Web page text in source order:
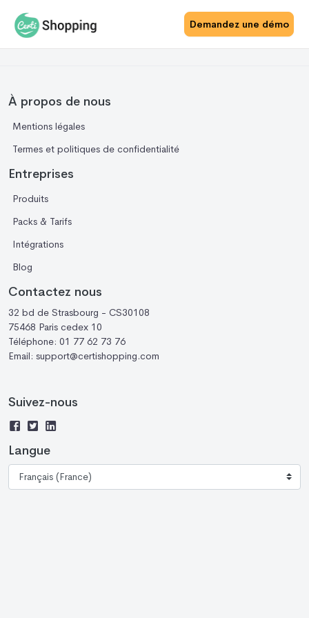
Demandez une démo
À propos de nous
Mentions légales
Termes et politiques de confidentialité
Entreprises
Produits
Packs & Tarifs
Intégrations
Blog
Contactez nous
32 bd de Strasbourg - CS30108
75468 Paris cedex 10
Téléphone: 01 77 62 73 76
Email: support@certishopping.com
Suivez-nous
Langue